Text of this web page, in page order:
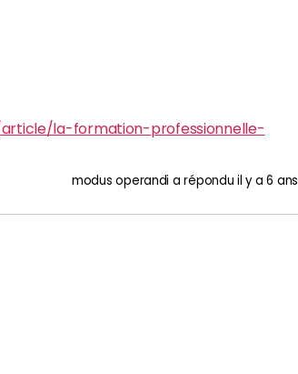
la-formation-professionnelle-
modus operandi a réponduil y a 6 ans